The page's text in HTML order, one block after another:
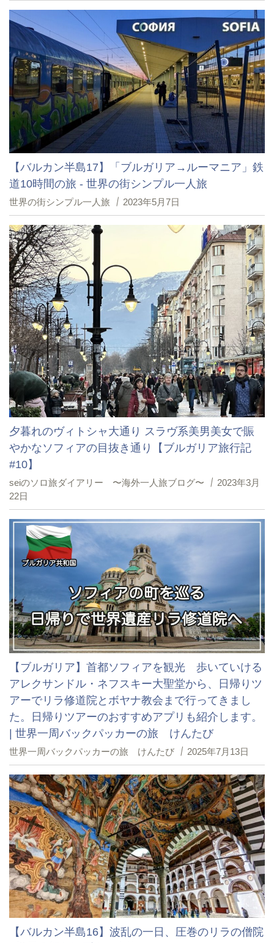
【バルカン半島17】「ブルガリア→ルーマニア」鉄
道10時間の旅 - 世界の街シンプル一人旅
世界の街シンプル一人旅 2023年5月7日
夕暮れのヴィトシャ大通り スラヴ系美男美女で賑
やかなソフィアの目抜き通り【ブルガリア旅行記
#10】
seiのソロ旅ダイアリー 〜海外一人旅ブログ〜
2023年3月
22日
【ブルガリア】首都ソフィアを観光 歩いていける
アレクサンドル・ネフスキー大聖堂から、日帰りツ
アーでリラ修道院とボヤナ教会まで行ってきまし
た。日帰りツアーのおすすめアプリも紹介します。
| 世界一周バックパッカーの旅 けんたび
世界一周バックパッカーの旅 けんたび 2025年7月13日
【バルカン半島16】波乱の一日、圧巻のリラの僧院